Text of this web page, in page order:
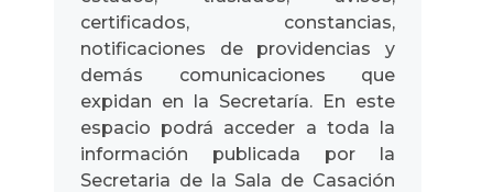
certificados, constancias,
notificaciones de providencias y
demás comunicaciones que
expidan en la Secretaría. En este
espacio podrá acceder a toda la
información publicada por la
Secretaria de la Sala de Casación